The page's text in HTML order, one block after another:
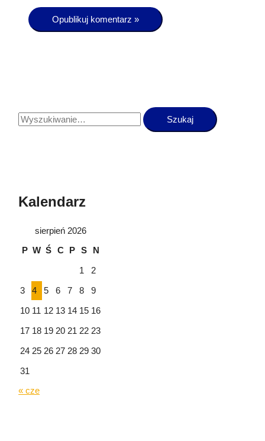
Kalendarz
sierpień 2026
P W Ś C P S
N
1
2
3
4 5 6 7 8
9
10 11 12 13 14 15 16
17 18 19 20 21 22 23
24 25 26 27 28 29 30
31
« cze